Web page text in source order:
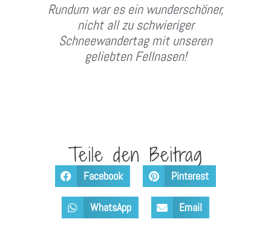
Rundum war es ein wunderschöner,
nicht all zu schwieriger
Schneewandertag mit unseren
geliebten Fellnasen!
Teile den Beitrag
Facebook Pinterest
WhatsApp Email